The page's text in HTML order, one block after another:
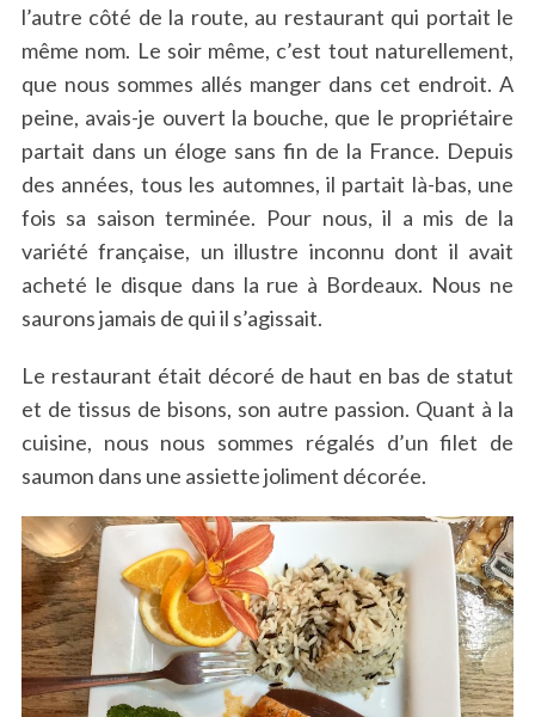
l’autre côté de la route, au restaurant qui portait le
même nom. Le soir même, c’est tout naturellement,
que nous sommes allés manger dans cet endroit. A
peine, avais-je ouvert la bouche, que le propriétaire
partait dans un éloge sans fin de la France. Depuis
des années, tous les automnes, il partait là-bas, une
fois sa saison terminée. Pour nous, il a mis de la
variété française, un illustre inconnu dont il avait
acheté le disque dans la rue à Bordeaux. Nous ne
saurons jamais de qui il s’agissait.
Le restaurant était décoré de haut en bas de statut
et de tissus de bisons, son autre passion. Quant à la
cuisine, nous nous sommes régalés d’un filet de
saumon dans une assiette joliment décorée.